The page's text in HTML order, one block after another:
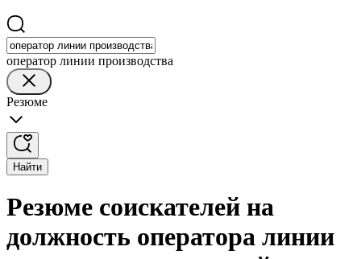
оператор линии производства
Резюме
Найти
Резюме соискателей на
должность оператора линии